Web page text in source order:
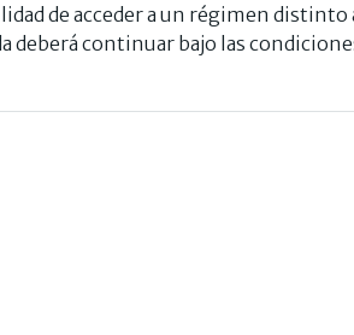
de acceder a un régimen distinto
deberá continuar bajo las